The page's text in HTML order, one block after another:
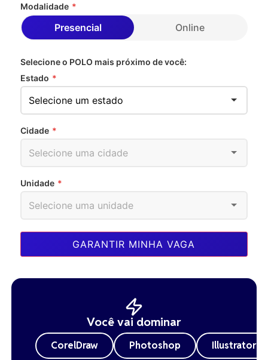
Modalidade *
Presencial Online
Selecione o POLO mais próximo de você:
Estado *
Cidade *
Unidade *
GARANTIR MINHA VAGA
Você vai dominar
CorelDraw Photoshop Illustrator